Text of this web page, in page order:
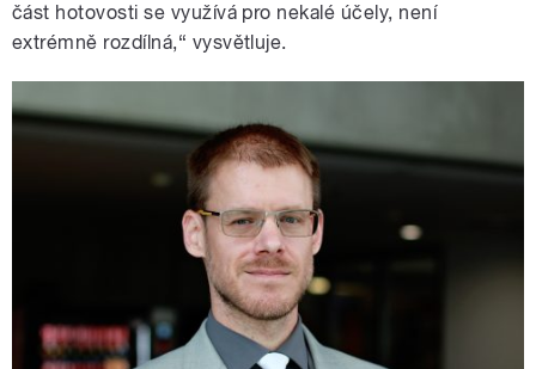
část hotovosti se využívá pro nekalé účely, není
extrémně rozdílná,“ vysvětluje.